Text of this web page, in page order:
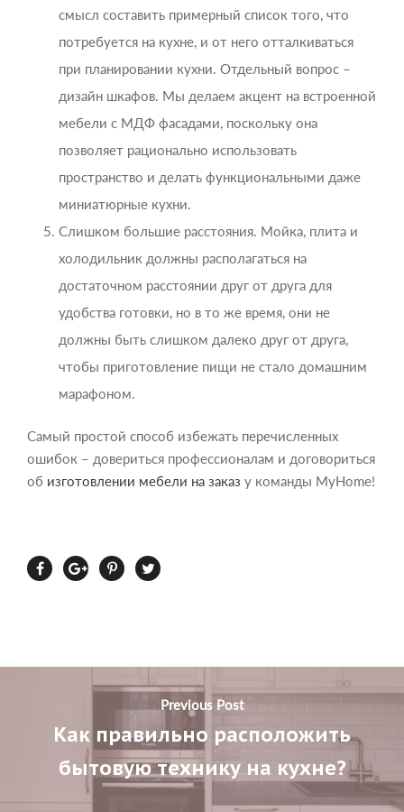
смысл составить примерный список того, что
потребуется на кухне, и от него отталкиваться
при планировании кухни. Отдельный вопрос –
дизайн шкафов. Мы делаем акцент на встроенной
мебели с МДФ фасадами, поскольку она
позволяет рационально использовать
пространство и делать функциональными даже
миниатюрные кухни.
Слишком большие расстояния. Мойка, плита и
холодильник должны располагаться на
достаточном расстоянии друг от друга для
удобства готовки, но в то же время, они не
должны быть слишком далеко друг от друга,
чтобы приготовление пищи не стало домашним
марафоном.
Самый простой способ избежать перечисленных
ошибок – довериться профессионалам и договориться
об изготовлении мебели на заказ у команды MyHome!
Previous Post
Как правильно расположить
бытовую технику на кухне?